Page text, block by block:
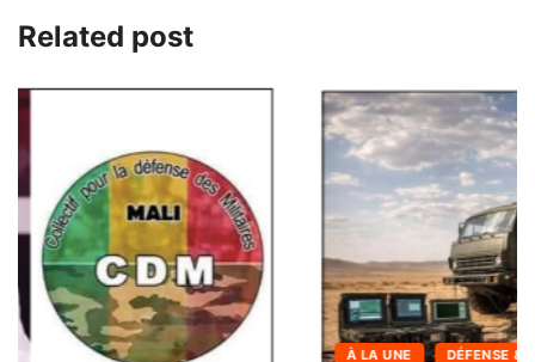
Related post
À LA UNE INFOS DU SOIR DE BAMAKO